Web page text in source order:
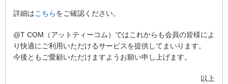
詳細はこちら をご確認ください。
@T COM（アットティーコム）ではこれからも会員の皆様によ
り快適にご利用いただけるサービスを提供してまいります。
今後ともご愛顧いただけますようお願い申し上げます。
以上